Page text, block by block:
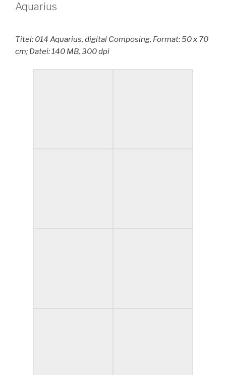
Aquarius
Titel: 014 Aquarius, digital Composing, Format: 50 x 70
cm; Datei: 140 MB, 300 dpi